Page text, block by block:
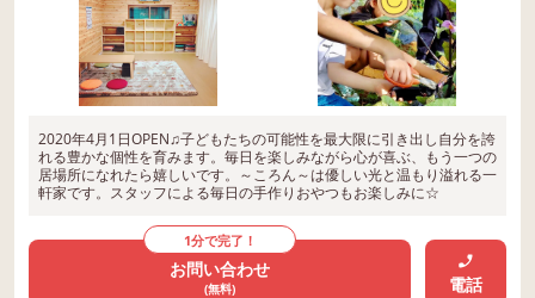
2020年4月1日OPEN♫子どもたちの可能性を最大限に引き出し自分を誇
れる豊かな個性を育みます。毎日を楽しみながら心が喜ぶ、もう一つの
居場所になれたら嬉しいです。～ころん～は優しい光と温もり溢れる一
軒家です。スタッフによる毎日の手作りおやつもお楽しみに☆
1分で完了！
お問い合わせ
(無料) 電話